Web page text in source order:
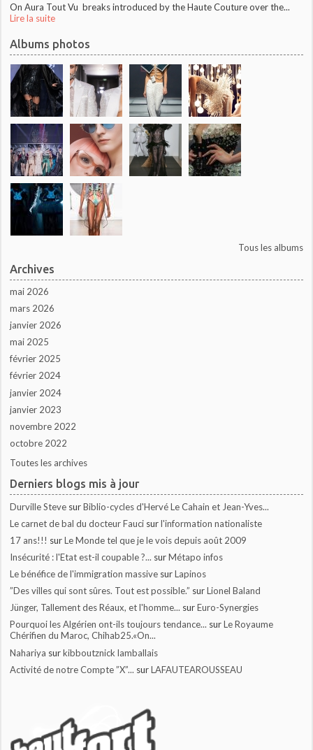
On Aura Tout Vu breaks introduced by the Haute Couture over the...
Lire la suite
Albums photos
Tous les albums
Archives
mai 2026
mars 2026
janvier 2026
mai 2025
février 2025
février 2024
janvier 2024
janvier 2023
novembre 2022
octobre 2022
Toutes les archives
Derniers blogs mis à jour
Durville Steve surBiblio-cycles d'Hervé Le Cahain et Jean-Yves...
Le carnet de bal du docteur Fauci surl'information nationaliste
17 ans!!! surLe Monde tel que je le vois depuis août 2009
Insécurité : l'Etat est-il coupable ?... surMétapo infos
Le bénéfice de l'immigration massive surLapinos
”Des villes qui sont sûres. Tout est possible.” surLionel Baland
Jünger, Tallement des Réaux, et l'homme... surEuro-Synergies
Pourquoi les Algérien ont-ils toujours tendance... surLe Royaume
Chérifien du Maroc, Chihab25.«On...
Nahariya surkibboutznick lamballais
Activité de notre Compte ”X”... surLAFAUTEAROUSSEAU